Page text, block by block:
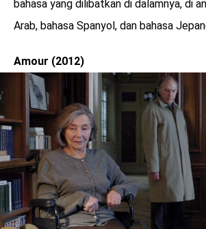
bahasa yang dilibatkan di dalamnya, di
Arab, bahasa Spanyol, dan bahasa
Amour (2012)